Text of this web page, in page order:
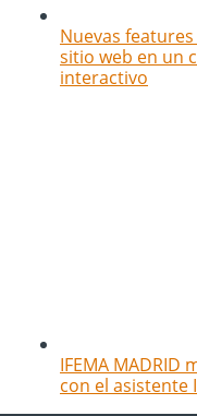
Nuevas
sitio web en un
interactivo
IFEMA MADRID
con el asistente